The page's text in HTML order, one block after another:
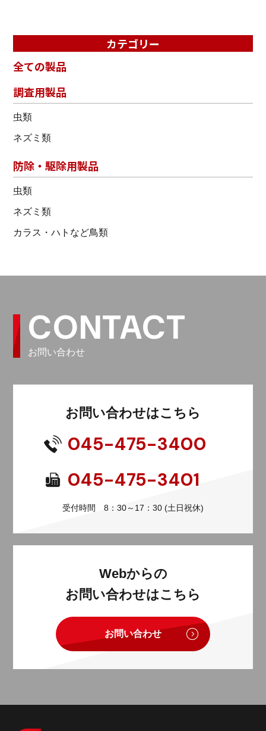
カテゴリー
全ての製品
調査用製品
虫類
ネズミ類
防除・駆除用製品
虫類
ネズミ類
カラス・ハトなど鳥類
CONTACT
お問い合わせ
お問い合わせはこちら
045-475-3400
045-475-3401
受付時間 8：30～17：30 (土日祝休)
Webからの
お問い合わせはこちら
お問い合わせ